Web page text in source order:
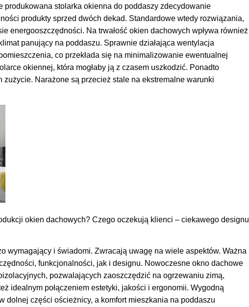
produkowana stolarka okienna do poddaszy zdecydowanie
produkty sprzed dwóch dekad. Standardowe wtedy rozwiązania,
energooszczędności. Na trwałość okien dachowych wpływa również
panujący na poddaszu. Sprawnie działająca wentylacja
co przekłada się na minimalizowanie ewentualnej
okiennej, która mogłaby ją z czasem uszkodzić. Ponadto
Narażone są przecież stale na ekstremalne warunki
okien dachowych? Czego oczekują klienci – ciekawego designu
wymagający i świadomi. Zwracają uwagę na wiele aspektów. Ważna
funkcjonalności, jak i designu. Nowoczesne okno dachowe
pozwalających zaoszczędzić na ogrzewaniu zimą,
idealnym połączeniem estetyki, jakości i ergonomii. Wygodną
dolnej części ościeżnicy, a komfort mieszkania na poddaszu